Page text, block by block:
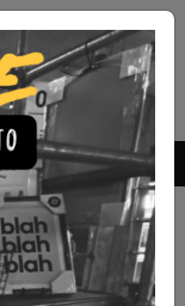
o más productos